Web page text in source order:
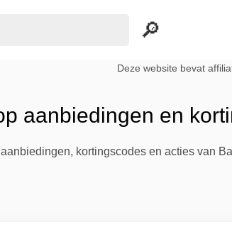
Deze website bevat
aanbiedingen en
kortingscodes en acties van